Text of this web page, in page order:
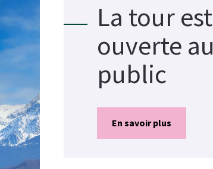
La tour est
ouverte au
public
En savoir plus